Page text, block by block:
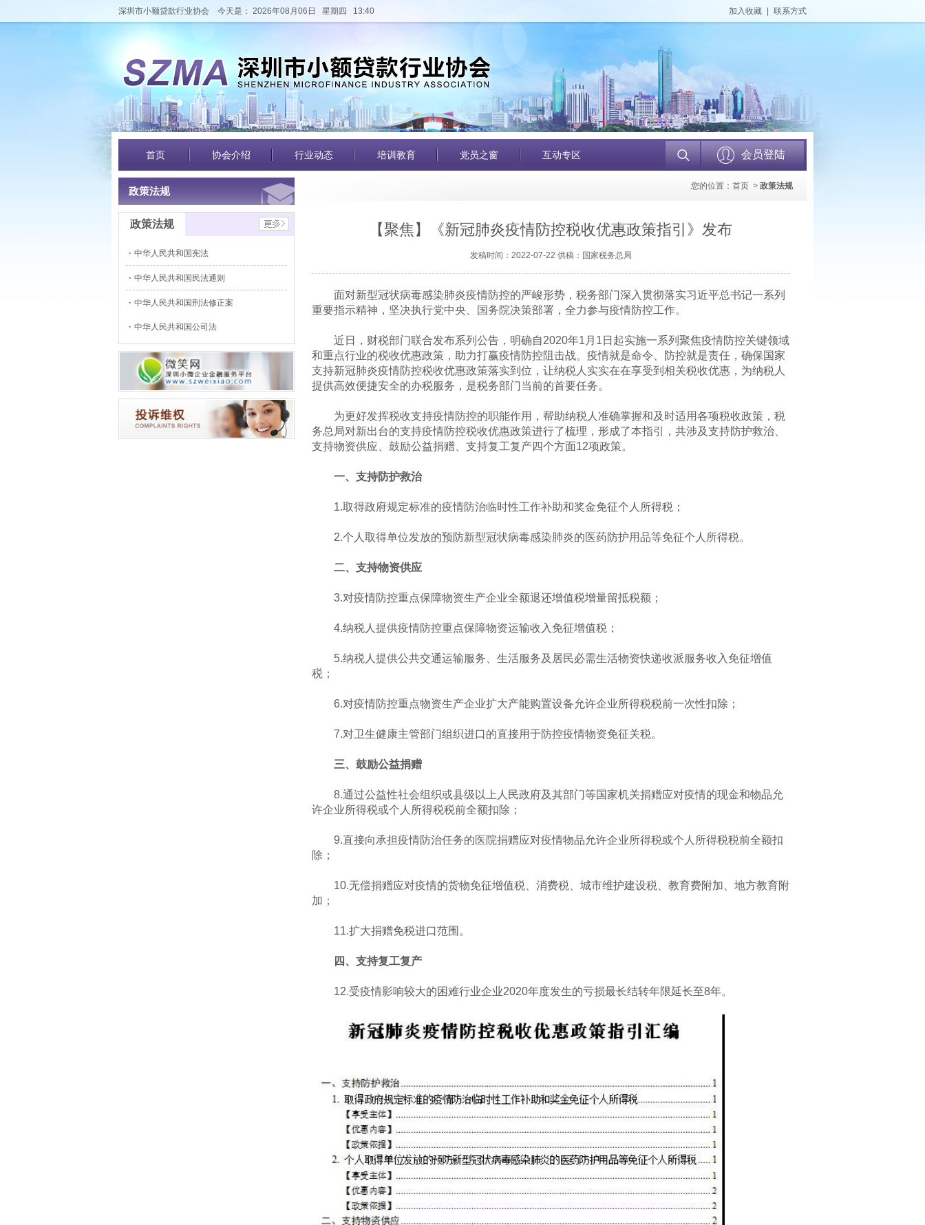
深圳市小额贷款行业协会 今天是： 2026年08月06日 星期四 13:40 加入收藏 联系方式
首页 协会介绍 行业动态 培训教育 党员之窗 互动专区 会员登陆
政策法规
政策法规
中华人民共和国宪法
中华人民共和国民法通则
中华人民共和国刑法修正案
中华人民共和国公司法
您的位置： 首页 > 政策法规
【聚焦】《新冠肺炎疫情防控税收优惠政策指引》发布
发稿时间：2022-07-22 供稿：国家税务总局
面对新型冠状病毒感染肺炎疫情防控的严峻形势，税务部门深入贯彻落实习近平总书记一系列
重要指示精神，坚决执行党中央、国务院决策部署，全力参与疫情防控工作。
近日，财税部门联合发布系列公告，明确自2020年1月1日起实施一系列聚焦疫情防控关键领域
和重点行业的税收优惠政策，助力打赢疫情防控阻击战。疫情就是命令、防控就是责任，确保国家
支持新冠肺炎疫情防控税收优惠政策落实到位，让纳税人实实在在享受到相关税收优惠，为纳税人
提供高效便捷安全的办税服务，是税务部门当前的首要任务。
为更好发挥税收支持疫情防控的职能作用，帮助纳税人准确掌握和及时适用各项税收政策，税
务总局对新出台的支持疫情防控税收优惠政策进行了梳理，形成了本指引，共涉及支持防护救治、
支持物资供应、鼓励公益捐赠、支持复工复产四个方面12项政策。
一、支持防护救治
1.取得政府规定标准的疫情防治临时性工作补助和奖金免征个人所得税；
2.个人取得单位发放的预防新型冠状病毒感染肺炎的医药防护用品等免征个人所得税。
二、支持物资供应
3.对疫情防控重点保障物资生产企业全额退还增值税增量留抵税额；
4.纳税人提供疫情防控重点保障物资运输收入免征增值税；
5.纳税人提供公共交通运输服务、生活服务及居民必需生活物资快递收派服务收入免征增值
税；
6.对疫情防控重点物资生产企业扩大产能购置设备允许企业所得税税前一次性扣除；
7.对卫生健康主管部门组织进口的直接用于防控疫情物资免征关税。
三、鼓励公益捐赠
8.通过公益性社会组织或县级以上人民政府及其部门等国家机关捐赠应对疫情的现金和物品允
许企业所得税或个人所得税税前全额扣除；
9.直接向承担疫情防治任务的医院捐赠应对疫情物品允许企业所得税或个人所得税税前全额扣
除；
10.无偿捐赠应对疫情的货物免征增值税、消费税、城市维护建设税、教育费附加、地方教育附
加；
11.扩大捐赠免税进口范围。
四、支持复工复产
12.受疫情影响较大的困难行业企业2020年度发生的亏损最长结转年限延长至8年。